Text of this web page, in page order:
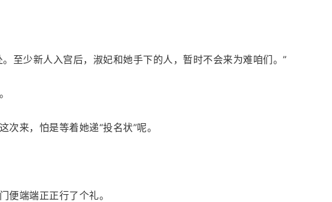
至少新人入宫后，淑妃和她手下的人，暂时不会来为难咱们。”
来，怕是等着她递“投名状”呢。
便端端正正行了个礼。